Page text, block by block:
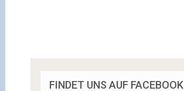
FINDET UNS AUF FACEBOOK